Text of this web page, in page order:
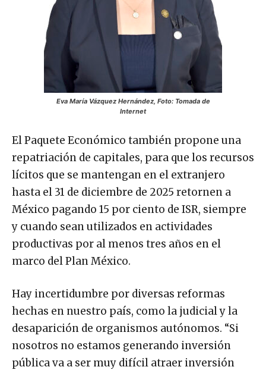
Eva María Vázquez Hernández, Foto: Tomada de
Internet
El Paquete Económico también propone una
repatriación de capitales, para que los recursos
lícitos que se mantengan en el extranjero
hasta el 31 de diciembre de 2025 retornen a
México pagando 15 por ciento de ISR, siempre
y cuando sean utilizados en actividades
productivas por al menos tres años en el
marco del Plan México.
Hay incertidumbre por diversas reformas
hechas en nuestro país, como la judicial y la
desaparición de organismos autónomos. “Si
nosotros no estamos generando inversión
pública va a ser muy difícil atraer inversión